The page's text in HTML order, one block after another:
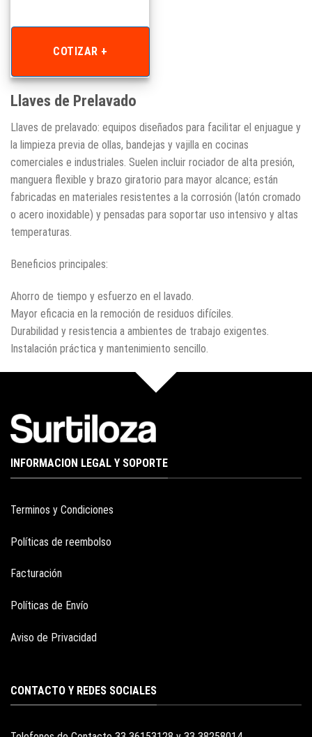
COTIZAR +
Llaves de Prelavado
Llaves de prelavado: equipos diseñados para facilitar el enjuague y
la limpieza previa de ollas, bandejas y vajilla en cocinas
comerciales e industriales. Suelen incluir rociador de alta presión,
manguera flexible y brazo giratorio para mayor alcance; están
fabricadas en materiales resistentes a la corrosión (latón cromado
o acero inoxidable) y pensadas para soportar uso intensivo y altas
temperaturas.
Beneficios principales:
Ahorro de tiempo y esfuerzo en el lavado.
Mayor eficacia en la remoción de residuos difíciles.
Durabilidad y resistencia a ambientes de trabajo exigentes.
Instalación práctica y mantenimiento sencillo.
INFORMACION LEGAL Y SOPORTE
Terminos y Condiciones
Políticas de reembolso
Facturación
Políticas de Envío
Aviso de Privacidad
CONTACTO Y REDES SOCIALES